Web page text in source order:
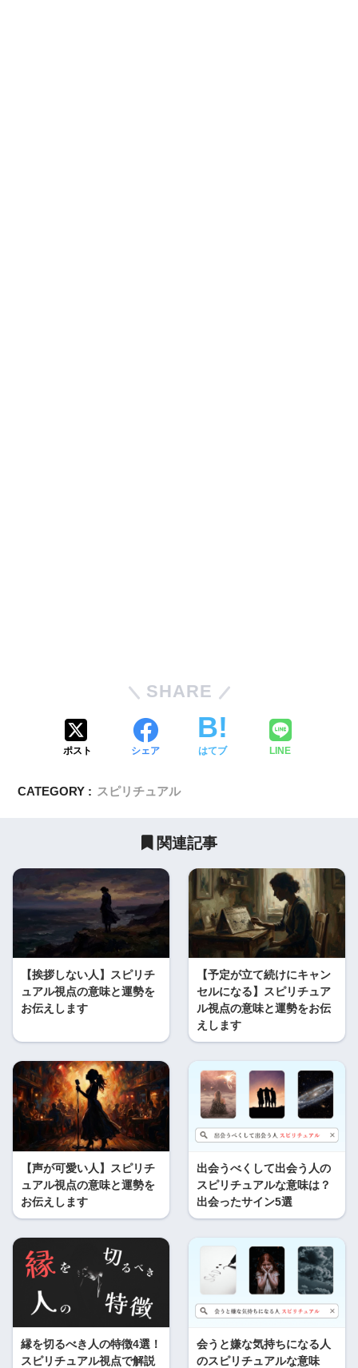
SHARE
ポスト シェア はてブ LINE
CATEGORY : スピリチュアル
関連記事
【挨拶しない人】スピリチ
ュアル視点の意味と運勢を
お伝えします
【予定が立て続けにキャン
セルになる】スピリチュア
ル視点の意味と運勢をお伝
えします
【声が可愛い人】スピリチ
ュアル視点の意味と運勢を
お伝えします
出会うべくして出会う人の
スピリチュアルな意味は？
出会ったサイン5選
縁を切るべき人の特徴4選！
スピリチュアル視点で解説
会うと嫌な気持ちになる人
のスピリチュアルな意味